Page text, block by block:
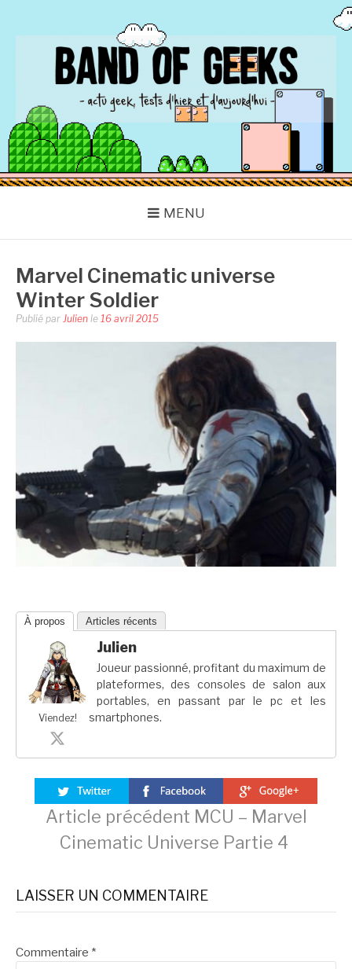
BAND OF GEEKS
Actu Geek d'hier et d'aujourd'hui
MENU
Marvel Cinematic universe
Winter Soldier
Publié par Julien le 16 avril 2015
À propos Articles récents
Viendez!
Julien
Joueur passionné, profitant du maximum de
plateformes, des consoles de salon aux
portables, en passant par le pc et les
smartphones.
Lire
la
suite
Article précédent MCU – Marvel
Cinematic Universe Partie 4
LAISSER UN COMMENTAIRE
Commentaire *